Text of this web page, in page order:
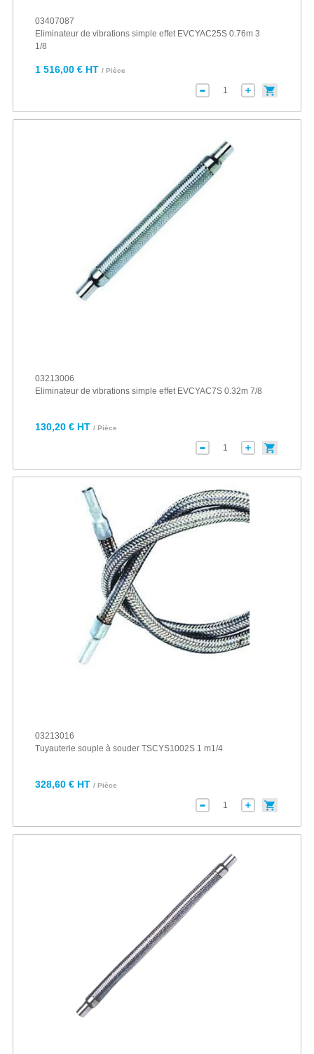
03407087
Eliminateur de vibrations simple effet EVCYAC25S 0.76m 3
1/8
1 516,00 € HT / Pièce
03213006
Eliminateur de vibrations simple effet EVCYAC7S 0.32m 7/8
130,20 € HT / Pièce
03213016
Tuyauterie souple à souder TSCYS1002S 1 m1/4
328,60 € HT / Pièce